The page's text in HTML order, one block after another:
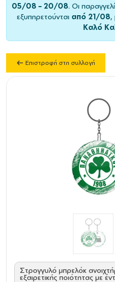
05/08 – 20/08. Οι
εξυπηρετούνται από 21/08,
Καλό
Επιστροφή στη συλλογή
Στρογγυλό μπρελόκ
εξαιρετικής ποιότητας με